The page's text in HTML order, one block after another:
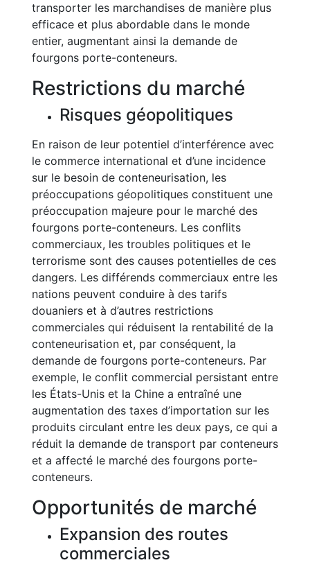
transporter les marchandises de manière plus
efficace et plus abordable dans le monde
entier, augmentant ainsi la demande de
fourgons porte-conteneurs.
Restrictions du marché
Risques géopolitiques
En raison de leur potentiel d’interférence avec
le commerce international et d’une incidence
sur le besoin de conteneurisation, les
préoccupations géopolitiques constituent une
préoccupation majeure pour le marché des
fourgons porte-conteneurs. Les conflits
commerciaux, les troubles politiques et le
terrorisme sont des causes potentielles de ces
dangers. Les différends commerciaux entre les
nations peuvent conduire à des tarifs
douaniers et à d’autres restrictions
commerciales qui réduisent la rentabilité de la
conteneurisation et, par conséquent, la
demande de fourgons porte-conteneurs. Par
exemple, le conflit commercial persistant entre
les États-Unis et la Chine a entraîné une
augmentation des taxes d’importation sur les
produits circulant entre les deux pays, ce qui a
réduit la demande de transport par conteneurs
et a affecté le marché des fourgons porte-
conteneurs.
Opportunités de marché
Expansion des routes
commerciales